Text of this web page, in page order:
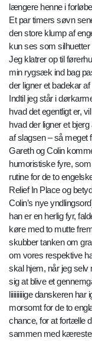
længere henne i
Et par timers søvn
den store klump af
kun ses som silhuetter
Jeg klatrer op til
min rygsæk ind bag
der ligner et badekar
Indtil jeg står i
hvad det egentligt er,
hvad der ligner et
af slagsen – så meget
Gareth og Colin
humoristiske fyre,
rutine for de to
Relief In Place og
Colin’s nye
han er en herlig fyr,
køre med to mutte
skubber tanken om
om vores respektive
skal hjem, når jeg selv
sig at blive et
liiiiiiiiige danskeren har
morsomt for de to
chance, for at fortælle
sammen med